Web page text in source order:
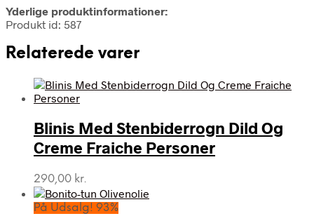
Yderlige produktinformationer:
Produkt id: 587
Relaterede varer
Blinis Med Stenbiderrogn Dild Og
Creme Fraiche Personer
290,00 kr.
På Udsalg! 93%